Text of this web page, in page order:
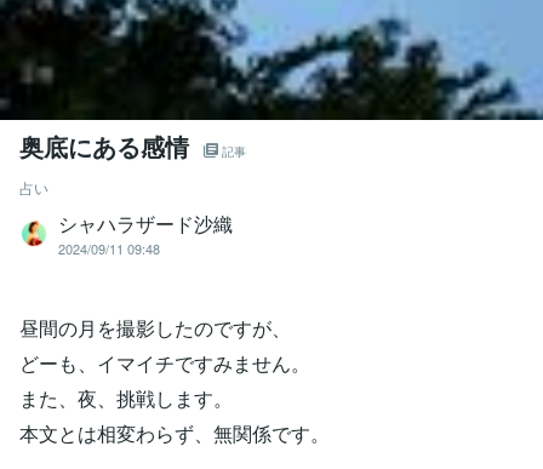
奥底にある感情 記事
占い
シャハラザード沙織
2024/09/11 09:48
昼間の月を撮影したのですが、
どーも、イマイチですみません。
また、夜、挑戦します。
本文とは相変わらず、無関係です。